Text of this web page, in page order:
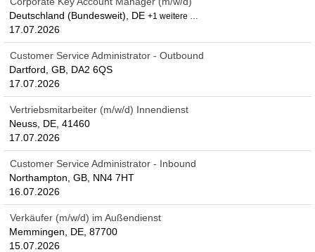
Deutschland (Bundesweit), DE +1 weitere …
17.07.2026
Customer Service Administrator - Outbound
Dartford, GB, DA2 6QS
17.07.2026
Vertriebsmitarbeiter (m/w/d) Innendienst
Neuss, DE, 41460
17.07.2026
Customer Service Administrator - Inbound
Northampton, GB, NN4 7HT
16.07.2026
Verkäufer (m/w/d) im Außendienst
Memmingen, DE, 87700
15.07.2026